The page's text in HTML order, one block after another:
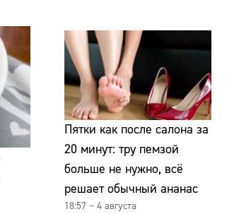
Пятки как после салона за
20 минут: тру пемзой
больше не нужно, всё
решает обычный ананас
18:57 – 4 августа